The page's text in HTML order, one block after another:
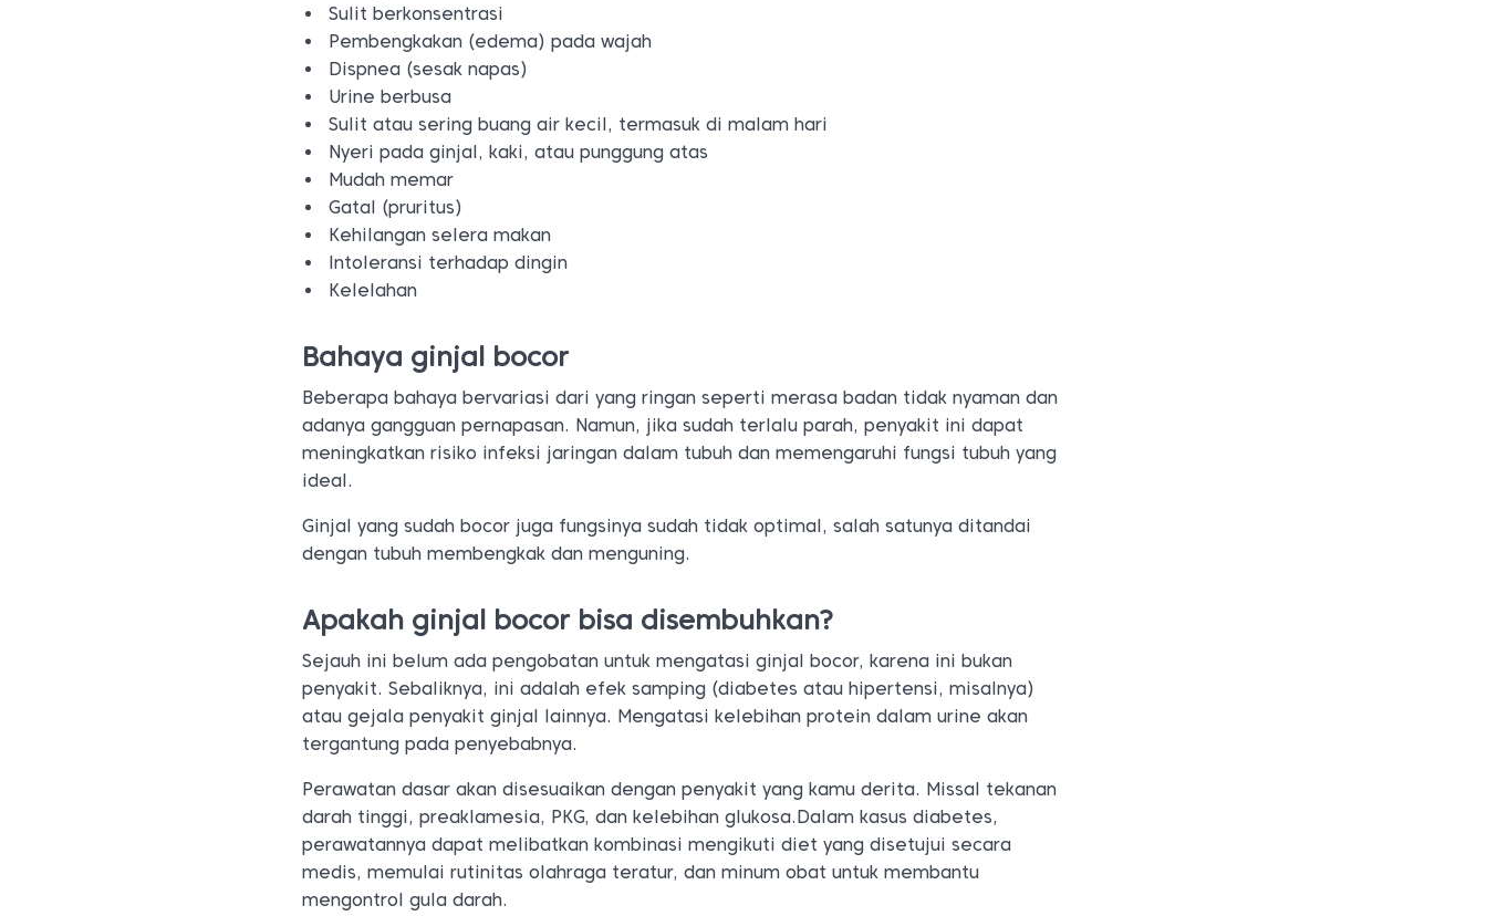
Sulit berkonsentrasi
Pembengkakan (edema) pada wajah
Dispnea (sesak napas)
Urine berbusa
Sulit atau sering buang air kecil, termasuk di malam hari
Nyeri pada ginjal, kaki, atau punggung atas
Mudah memar
Gatal (pruritus)
Kehilangan selera makan
Intoleransi terhadap dingin
Kelelahan
Bahaya ginjal bocor
Beberapa bahaya bervariasi dari yang ringan seperti merasa badan tidak nyaman dan
adanya gangguan pernapasan. Namun, jika sudah terlalu parah, penyakit ini dapat
meningkatkan risiko infeksi jaringan dalam tubuh dan memengaruhi fungsi tubuh yang
ideal.
Ginjal yang sudah bocor juga fungsinya sudah tidak optimal, salah satunya ditandai
dengan tubuh membengkak dan menguning.
Apakah ginjal bocor bisa disembuhkan?
Sejauh ini belum ada pengobatan untuk mengatasi ginjal bocor, karena ini bukan
penyakit. Sebaliknya, ini adalah efek samping (diabetes atau hipertensi, misalnya)
atau gejala penyakit ginjal lainnya. Mengatasi kelebihan protein dalam urine akan
tergantung pada penyebabnya.
Perawatan dasar akan disesuaikan dengan penyakit yang kamu derita. Missal tekanan
darah tinggi, preaklamesia, PKG, dan kelebihan glukosa.Dalam kasus diabetes,
perawatannya dapat melibatkan kombinasi mengikuti diet yang disetujui secara
medis, memulai rutinitas olahraga teratur, dan minum obat untuk membantu
mengontrol gula darah.